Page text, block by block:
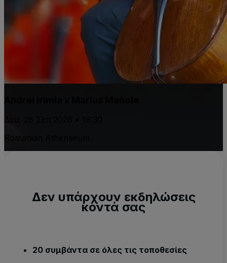
Andrei Irimia x Marius Manole
Δεν υπάρχουν εκδηλώσεις
κοντά σας
20 συμβάντα σε όλες τις τοποθεσίες